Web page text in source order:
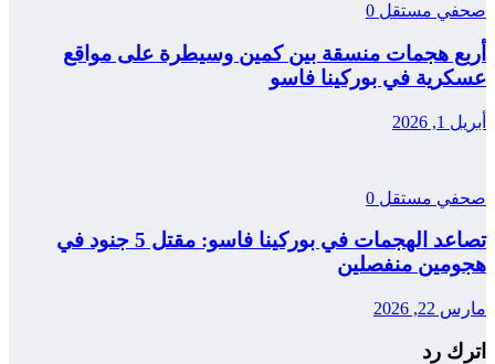
صحفي مستقل 0
أربع هجمات منسقة بين كمين وسيطرة على مواقع
عسكرية في بوركينا فاسو
أبريل 1, 2026
صحفي مستقل 0
تصاعد الهجمات في بوركينا فاسو: مقتل 5 جنود في
هجومين منفصلين
مارس 22, 2026
اترك رد